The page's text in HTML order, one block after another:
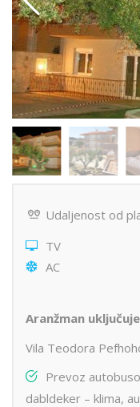
Udaljenost od
TV
AC
Aranžman
Vila Teodora
Prevoz
dabldeker – klima,